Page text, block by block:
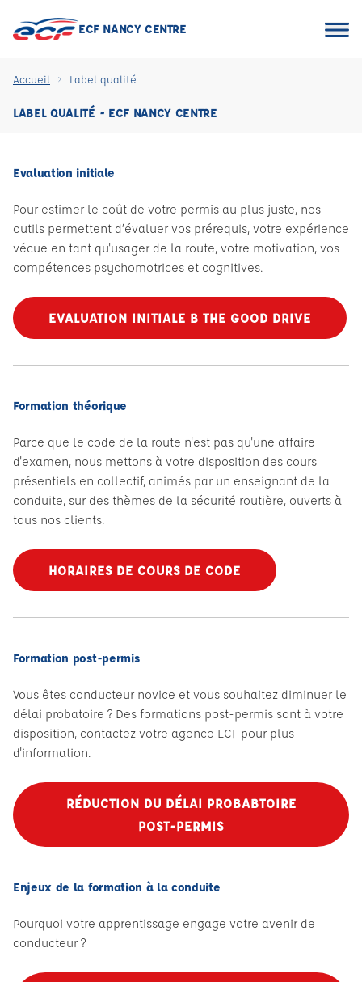
ECF NANCY CENTRE
Accueil Label qualité
LABEL QUALITÉ - ECF NANCY CENTRE
Evaluation initiale
Pour estimer le coût de votre permis au plus juste, nos
outils permettent d’évaluer vos prérequis, votre expérience
vécue en tant qu'usager de la route, votre motivation, vos
compétences psychomotrices et cognitives.
EVALUATION INITIALE B THE GOOD DRIVE
Formation théorique
Parce que le code de la route n'est pas qu'une affaire
d'examen, nous mettons à votre disposition des cours
présentiels en collectif, animés par un enseignant de la
conduite, sur des thèmes de la sécurité routière, ouverts à
tous nos clients.
HORAIRES DE COURS DE CODE
Formation post-permis
Vous êtes conducteur novice et vous souhaitez diminuer le
délai probatoire ? Des formations post-permis sont à votre
disposition, contactez votre agence ECF pour plus
d'information.
RÉDUCTION DU DÉLAI PROBABTOIRE
POST-PERMIS
Enjeux de la formation à la conduite
Pourquoi votre apprentissage engage votre avenir de
conducteur ?